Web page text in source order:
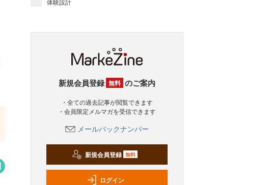
体験設計
新規会員登録 無料 のご案内
・全ての過去記事が閲覧できます
・会員限定メルマガを受信できます
メールバックナンバー
新規会員登録 無料
ログイン